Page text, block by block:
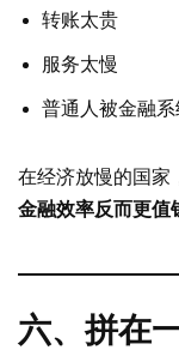
转账太贵
服务太慢
普通人被金融系
在经济放慢的国家
金融效率反而更值
六、拼在